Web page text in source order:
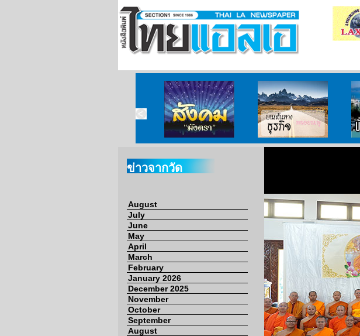
สังคมมังตรา บนเส้นทางธุรกิจ
ข่าวจากวัด
August
July
June
May
April
March
February
January 2026
December 2025
November
October
September
August